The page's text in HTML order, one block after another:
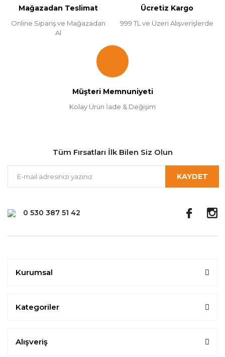
Mağazadan Teslimat
Online Sipariş ve Mağazadan
Al
Ücretiz Kargo
999 TL ve Üzeri Alışverişlerde
Müşteri Memnuniyeti
Kolay Ürün İade & Değişim
0 530 387 51 42
Tüm Fırsatları İlk Bilen Siz Olun
KAYDET
Kurumsal
Kategoriler
Alışveriş